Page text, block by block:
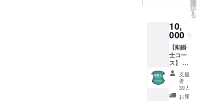
ンドル
ネーム
名、
SNS等
のアカ
ウント
名でも
大丈夫
です。
込め
て、巻
末にお
名前を
掲載さ
せてい
ただき
ます。
また、
製本を1
選
択
す
る
10,
000 円
【勲爵
士コー
ス】 こ
ちらの
コース
では、
以下の
支援
者：
39人
お届